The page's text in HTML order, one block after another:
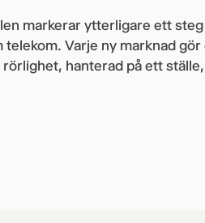
markerar ytterligare ett
telekom. Varje ny marknad
hanterad på ett